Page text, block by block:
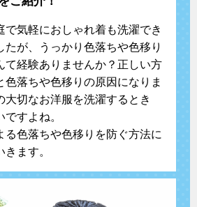
で気軽におしゃれ着も洗濯でき
たが、うっかり色落ちや色移り
て経験ありませんか？正しい方
色落ちや色移りの原因になりま
大切なお洋服を洗濯するとき
すよね。
る色落ちや色移りを防ぐ方法に
ます。